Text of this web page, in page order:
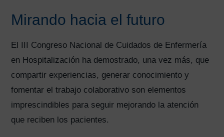
Mirando hacia el futuro
El III Congreso Nacional de Cuidados de Enfermería
en Hospitalización ha demostrado, una vez más, que
compartir experiencias, generar conocimiento y
fomentar el trabajo colaborativo son elementos
imprescindibles para seguir mejorando la atención
que reciben los pacientes.